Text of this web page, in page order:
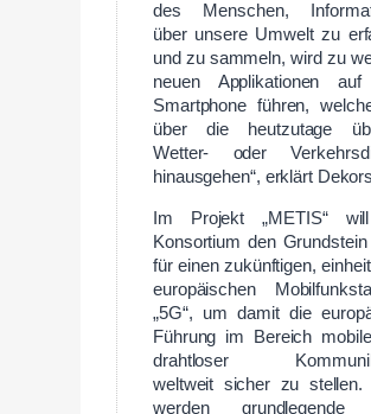
des Menschen,
über unsere Umwelt zu
und zu sammeln, wird zu
neuen Applikationen
Smartphone führen,
über die heutzutage
Wetter- oder
hinausgehen“, erklärt
Im Projekt „METIS“
Konsortium den
für einen zukünftigen,
europäischen
„5G“, um damit die
Führung im Bereich
drahtloser
weltweit sicher zu stellen.
werden grundlegende